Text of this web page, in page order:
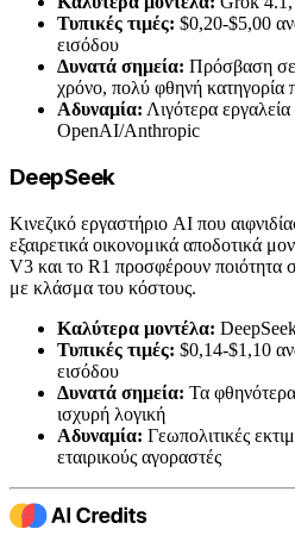
Τυπικές τιμές: $0,20-$5,00
εισόδου
Δυνατά σημεία: Πρόσβαση σε
χρόνο, πολύ φθηνή κατηγορία
Αδυναμία: Λιγότερα
OpenAI/Anthropic
DeepSeek
Κινεζικό εργαστήριο AI που
εξαιρετικά οικονομικά αποδοτικά
V3 και το R1 προσφέρουν ποιότητα
με κλάσμα του κόστους.
Καλύτερα μοντέλα:
Τυπικές τιμές: $0,14-$1,10
εισόδου
Δυνατά σημεία: Τα
ισχυρή λογική
Αδυναμία: Γεωπολιτικές
εταιρικούς αγοραστές